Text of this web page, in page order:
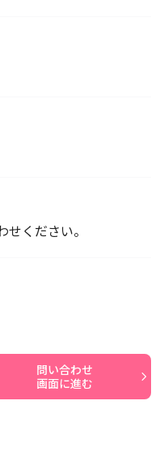
ください。
問い合わせ
画面に進む